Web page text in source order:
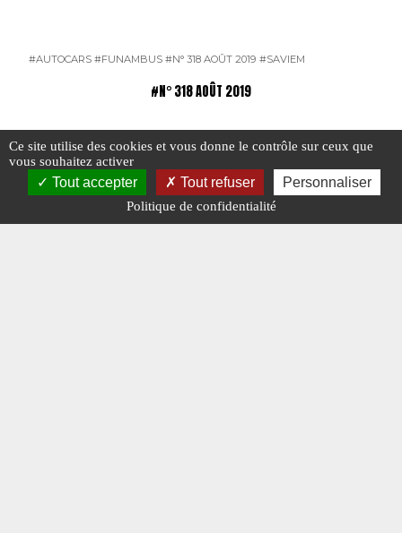
#AUTOCARS #FUNAMBUS #N° 318 AOÛT 2019 #SAVIEM
#N° 318 AOÛT 2019
Ce site utilise des cookies et vous donne le contrôle sur ceux que
vous souhaitez activer
Tout accepter Tout refuser Personnaliser
Politique de confidentialité